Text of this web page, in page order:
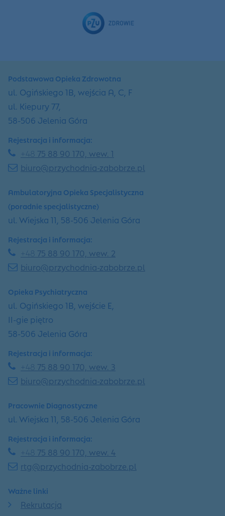
Podstawowa Opieka Zdrowotna
ul. Ogińskiego 1B, wejścia A, C, F
ul. Kiepury 77,
58-506 Jelenia Góra
Rejestracja i informacja:
+48 75 88 90 170, wew. 1
biuro@przychodnia-zabobrze.pl
Ambulatoryjna Opieka Specjalistyczna
(poradnie specjalistyczne)
ul. Wiejska 11, 58-506 Jelenia Góra
Rejestracja i informacja:
+48 75 88 90 170, wew. 2
biuro@przychodnia-zabobrze.pl
Opieka Psychiatryczna
ul. Ogińskiego 1B, wejście E,
II-gie piętro
58-506 Jelenia Góra
Rejestracja i informacja:
+48 75 88 90 170, wew. 3
biuro@przychodnia-zabobrze.pl
Pracownie Diagnostyczne
ul. Wiejska 11, 58-506 Jelenia Góra
Rejestracja i informacja:
+48 75 88 90 170, wew. 4
rtg@przychodnia-zabobrze.pl
Ważne linki
Rekrutacja